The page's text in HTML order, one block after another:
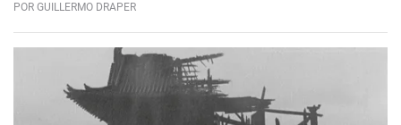
POR GUILLERMO DRAPER